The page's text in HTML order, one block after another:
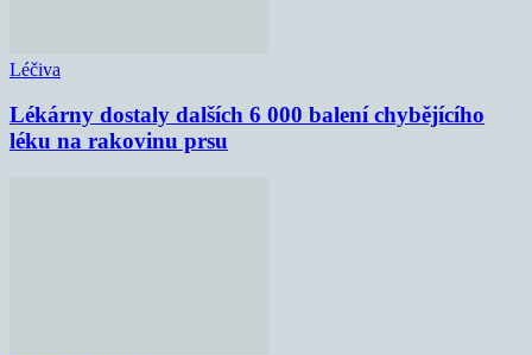
Léčiva
Lékárny dostaly dalších 6 000 balení chybějícího
léku na rakovinu prsu